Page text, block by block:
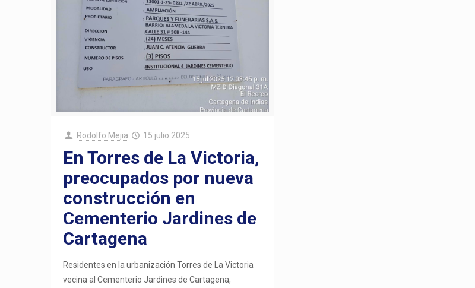
Rodolfo Mejia 15 julio 2025
En Torres de La Victoria,
preocupados por nueva
construcción en
Cementerio Jardines de
Cartagena
Residentes en la urbanización Torres de La Victoria
vecina al Cementerio Jardines de Cartagena,